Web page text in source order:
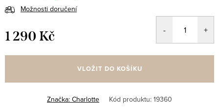
Možnosti doručení
1 290 Kč
cena:
VLOŽIT DO KOŠÍKU
Značka: Charlotte Kód produktu: 19360